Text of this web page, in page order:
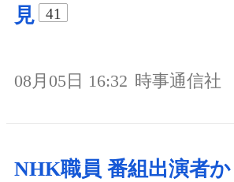
見
41
08月05日 16:32 時事通信社
NHK職員 番組出演者